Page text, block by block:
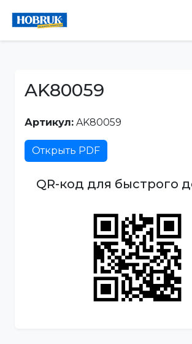
AK80059
Артикул: AK80059
Открыть PDF
QR-код для быстрого